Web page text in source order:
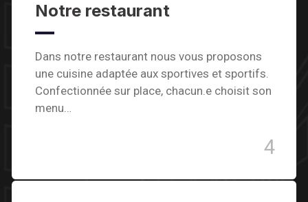
Notre restaurant
Dans notre restaurant nous vous proposons
une cuisine adaptée aux sportives et sportifs.
Confectionnée sur place, chacun.e choisit son
menu…
4